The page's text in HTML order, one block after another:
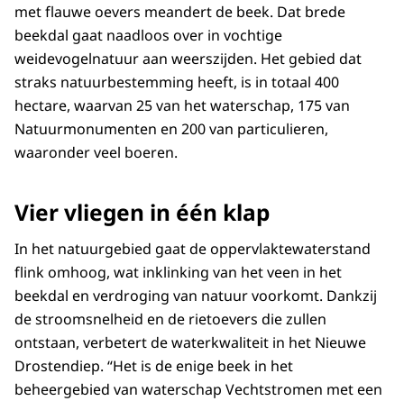
met flauwe oevers meandert de beek. Dat brede
beekdal gaat naadloos over in vochtige
weidevogelnatuur aan weerszijden. Het gebied dat
straks natuurbestemming heeft, is in totaal 400
hectare, waarvan 25 van het waterschap, 175 van
Natuurmonumenten en 200 van particulieren,
waaronder veel boeren.
Vier vliegen in één klap
In het natuurgebied gaat de oppervlaktewaterstand
flink omhoog, wat inklinking van het veen in het
beekdal en verdroging van natuur voorkomt. Dankzij
de stroomsnelheid en de rietoevers die zullen
ontstaan, verbetert de waterkwaliteit in het Nieuwe
Drostendiep. “Het is de enige beek in het
beheergebied van waterschap Vechtstromen met een